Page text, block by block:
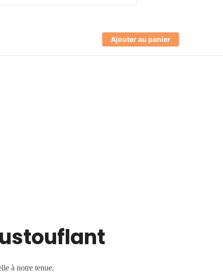
Ajouter au panier
à notre tenue.